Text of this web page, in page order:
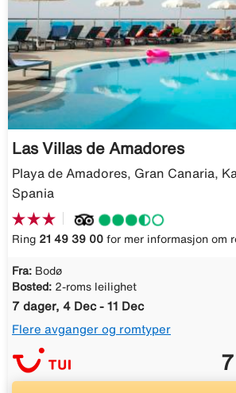
Las Villas de Amadores
Playa de Amadores, Gran Canaria,
Spania
Ring 21 49 39 00 for mer informasjon om
Fra: Bodø
Bosted: 2-roms leilighet
7 dager, 4 Dec - 11 Dec
Flere avganger og romtyper